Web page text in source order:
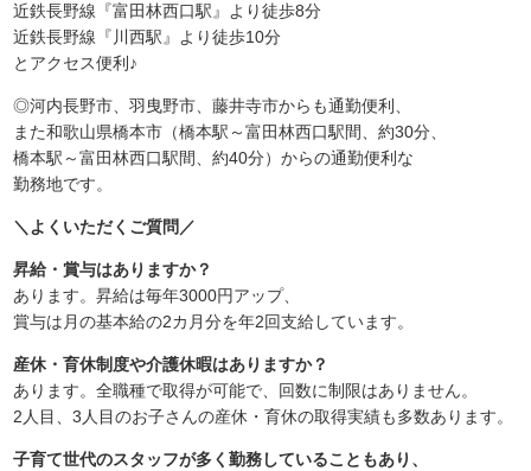
近鉄長野線『富田林西口駅』より徒歩8分
近鉄長野線『川西駅』より徒歩10分
とアクセス便利♪
◎河内長野市、羽曳野市、藤井寺市からも通勤便利、
また和歌山県橋本市（橋本駅～富田林西口駅間、約30分、
橋本駅～富田林西口駅間、約40分）からの通勤便利な
勤務地です。
＼よくいただくご質問／
昇給・賞与はありますか？
あります。昇給は毎年3000円アップ、
賞与は月の基本給の2カ月分を年2回支給しています。
産休・育休制度や介護休暇はありますか？
あります。全職種で取得が可能で、回数に制限はありません。
2人目、3人目のお子さんの産休・育休の取得実績も多数あります。
子育て世代のスタッフが多く勤務していることもあり、